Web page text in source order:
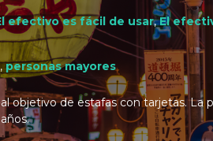
efectivo es fácil de usar,El
,personas mayores
objetivo de estafas con tarjetas. La